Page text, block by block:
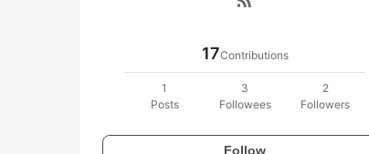
17Contributions
1
Posts
3
Followees
2
Followers
Follow